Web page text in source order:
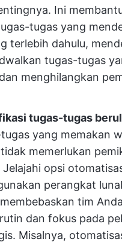
Ini
tugas yang
terlebih dahulu,
tugas-tugas
menghilangkan
tugas-tugas
yang memakan
memerlukan
opsi
perangkat
tim
dan fokus pada
Misalnya,